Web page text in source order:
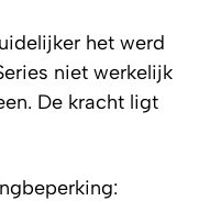
het werd
niet werkelijk
De kracht ligt